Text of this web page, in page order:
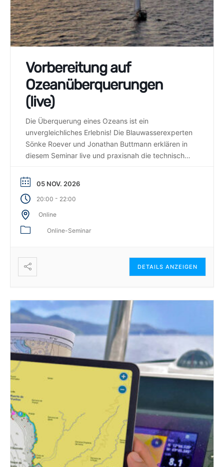
Vorbereitung auf
Ozeanüberquerungen
(live)
Die Überquerung eines Ozeans ist ein
unvergleichliches Erlebnis! Die Blauwasserexperten
Sönke Roever und Jonathan Buttmann erklären in
diesem Seminar live und praxisnah die technischen
Ozeanüberquerung und helfen bei der
Einschätzung der eigenen Fähigkeiten.
05 NOV. 2026
20:00 - 22:00
Online
Online-Seminar
DETAILS ANZEIGEN